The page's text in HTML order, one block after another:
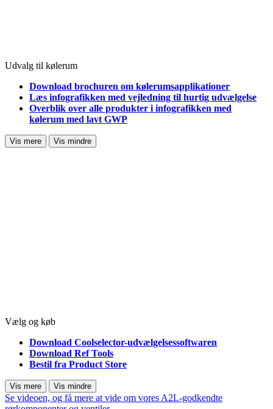
Udvalg til kølerum
Download brochuren om kølerumsapplikationer
Læs infografikken med vejledning til hurtig udvælgelse
Overblik over alle produkter i infografikken med
kølerum med lavt GWP
Vis mere Vis mindre
Vælg og køb
Download Coolselector-udvælgelsessoftwaren
Download Ref Tools
Bestil fra Product Store
Vis mere Vis mindre
Se videoen, og få mere at vide om vores A2L-godkendte